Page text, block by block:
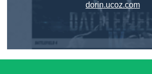
dorin.ucoz.com